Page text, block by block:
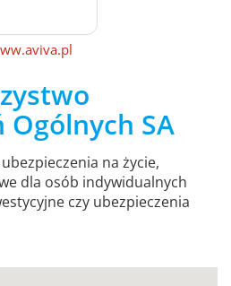
Ogólnych SA
na życie,
dla osób indywidualnych
czy ubezpieczenia